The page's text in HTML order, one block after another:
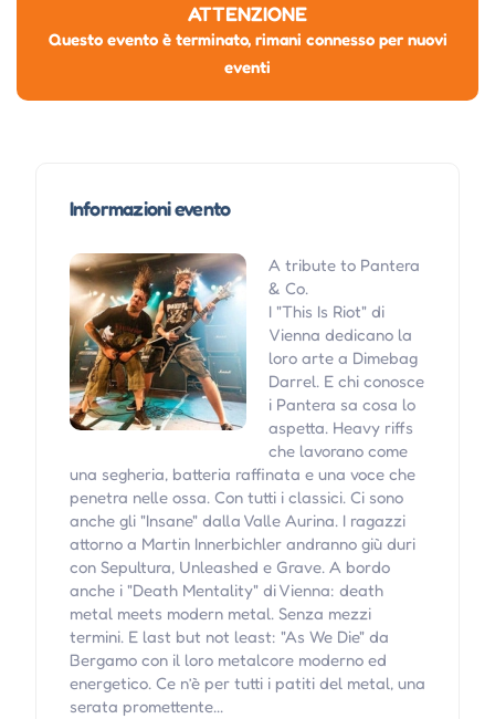
ATTENZIONE
Questo evento è terminato, rimani connesso per nuovi
eventi
Informazioni evento
A tribute to Pantera
& Co.
I "This Is Riot" di
Vienna dedicano la
loro arte a Dimebag
Darrel. E chi conosce
i Pantera sa cosa lo
aspetta. Heavy riffs
che lavorano come
una segheria, batteria raffinata e una voce che
penetra nelle ossa. Con tutti i classici. Ci sono
anche gli "Insane" dalla Valle Aurina. I ragazzi
attorno a Martin Innerbichler andranno giù duri
con Sepultura, Unleashed e Grave. A bordo
anche i "Death Mentality" di Vienna: death
metal meets modern metal. Senza mezzi
termini. E last but not least: "As We Die" da
Bergamo con il loro metalcore moderno ed
energetico. Ce n’è per tutti i patiti del metal, una
serata promettente...